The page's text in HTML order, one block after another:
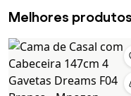
Melhores